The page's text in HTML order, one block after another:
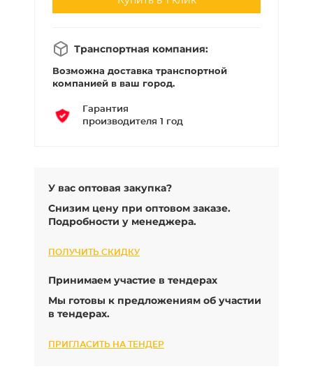
Транспортная компания:
Возможна доставка транспортной
компанией в ваш город.
Гарантия
производителя 1 год
У вас оптовая закупка?
Снизим цену при оптовом заказе.
Подробности у менеджера.
ПОЛУЧИТЬ СКИДКУ
Принимаем участие в тендерах
Мы готовы к предложениям об участии
в тендерах.
ПРИГЛАСИТЬ НА ТЕНДЕР